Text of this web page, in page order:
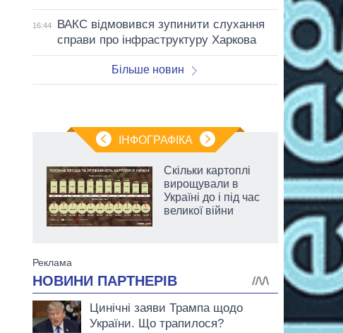
16:44
ВАКС відмовився зупинити слухання
справи про інфраструктуру Харкова
Більше новин
ІНФОГРАФІКА
Скільки картоплі
вирощували в
Україні до і під час
великої війни